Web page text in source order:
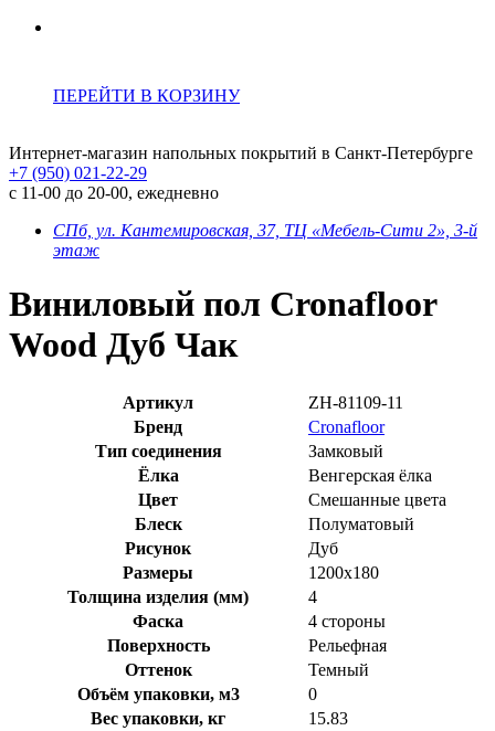
ПЕРЕЙТИ В КОРЗИНУ
Интернет-магазин напольных покрытий в Санкт-Петербурге
+7 (950) 021-22-29
с 11-00 до 20-00, ежедневно
СПб, ул. Кантемировская, 37, ТЦ «Мебель-Сити 2», 3-й
этаж
Виниловый пол Cronafloor
Wood Дуб Чак
Артикул
ZH-81109-11
Бренд
Cronafloor
Тип соединения
Замковый
Ёлка
Венгерская ёлка
Цвет
Смешанные цвета
Блеск
Полуматовый
Рисунок
Дуб
Размеры
1200x180
Толщина изделия (мм)
4
Фаска
4 стороны
Поверхность
Рельефная
Оттенок
Темный
Объём упаковки, м3
0
Вес упаковки, кг
15.83